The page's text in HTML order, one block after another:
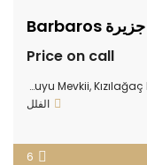
جزيرة Barbaros
Price on call
Bodrum Gerenkuyu
الفلل
6